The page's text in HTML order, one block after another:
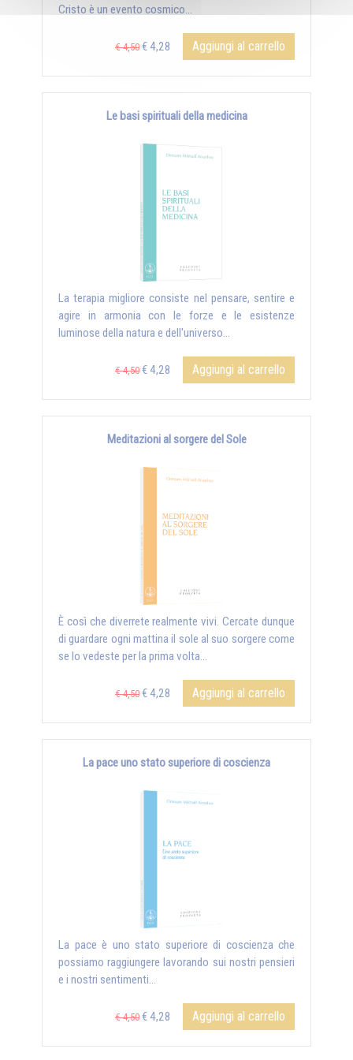
Cristo è un evento cosmico...
€ 4,50 € 4,28 Aggiungi al carrello
Le basi spirituali della medicina
La terapia migliore consiste nel pensare, sentire e
agire in armonia con le forze e le esistenze
luminose della natura e dell'universo...
€ 4,50 € 4,28 Aggiungi al carrello
Meditazioni al sorgere del Sole
È così che diverrete realmente vivi. Cercate dunque
di guardare ogni mattina il sole al suo sorgere come
se lo vedeste per la prima volta...
€ 4,50 € 4,28 Aggiungi al carrello
La pace uno stato superiore di coscienza
La pace è uno stato superiore di coscienza che
possiamo raggiungere lavorando sui nostri pensieri
e i nostri sentimenti...
€ 4,50 € 4,28 Aggiungi al carrello